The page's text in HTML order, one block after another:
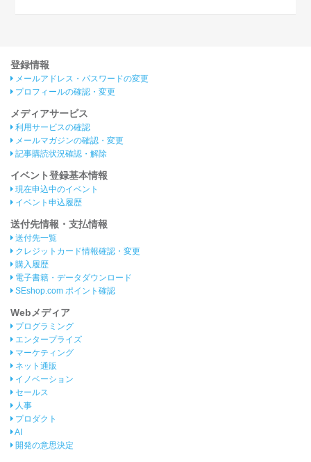
登録情報
メールアドレス・パスワードの変更
プロフィールの確認・変更
メディアサービス
利用サービスの確認
メールマガジンの確認・変更
記事購読状況確認・解除
イベント登録基本情報
現在申込中のイベント
イベント申込履歴
送付先情報・支払情報
送付先一覧
クレジットカード情報確認・変更
購入履歴
電子書籍・データダウンロード
SEshop.com ポイント確認
Webメディア
プログラミング
エンタープライズ
マーケティング
ネット通販
イノベーション
セールス
人事
プロダクト
AI
開発の意思決定